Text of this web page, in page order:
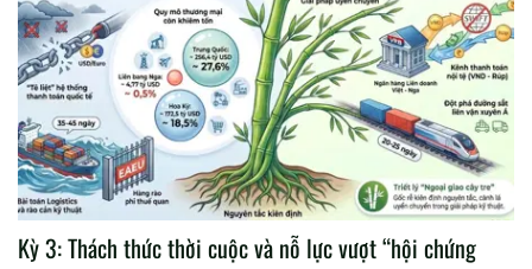
Kỳ 3: Thách thức thời cuộc và nỗ lực vượt “hội chứng